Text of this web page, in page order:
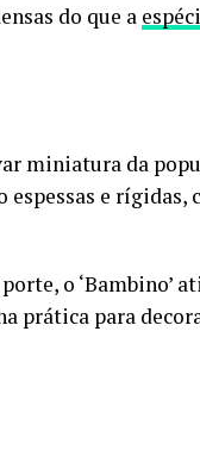
do que a
miniatura da
espessas e
o ‘Bambino’
prática para